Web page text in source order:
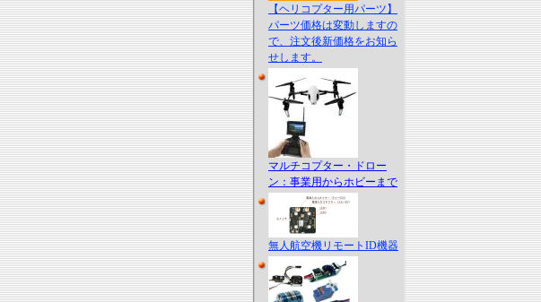
【ヘリコプター用パーツ】
パーツ価格は変動しますの
で、注文後新価格をお知ら
せします。
マルチコプター・ドロー
ン：事業用からホビーまで
無人航空機リモートID機器